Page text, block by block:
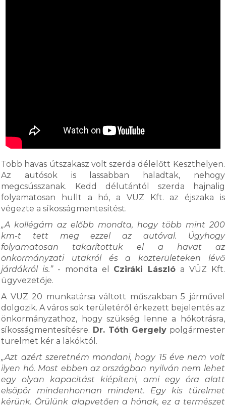
Több havas útszakasz volt szerda délelőtt Keszthelyen.
Az autósok is lassabban haladtak, nehogy
megcsússzanak. Kedd délutántól szerda hajnalig
folyamatosan hullt a hó, a VÜZ Kft. az éjszaka is
végezte a síkosságmentesítést.
„A kollégám az előbb mondta, hogy több mint 200
km-t tett meg ezzel az autóval. Úgyhogy
folyamatosan takarítottuk el a havat az
önkormányzati utakról és a közterületeken lévő
járdákról is.”- mondta el Cziráki László a VÜZ Kft.
ügyvezetője.
A VÜZ 20 munkatársa váltott műszakban 5 járművel
dolgozik. A város sok területéről érkezett bejelentés az
önkormányzathoz, hogy szükség lenne a hókotrásra,
síkosságmentesítésre. Dr. Tóth Gergely polgármester
türelmet kér a lakóktól.
„Azt azért szeretném mondani, hogy 15 éve nem volt
ilyen hó. Most ebben az országban nyilván nem lehet
egy olyan kapacitást kiépíteni, ami egy óra alatt
elsöpör mindenhonnan mindent. Egy kis türelmet
kérünk. Örülünk alapvetően a hónak, ez a természet